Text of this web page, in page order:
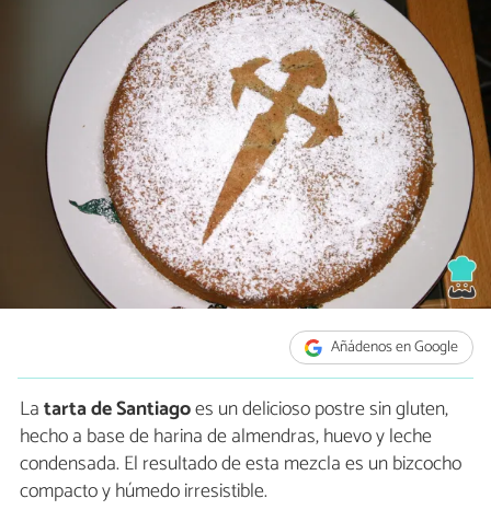
Añádenos en Google
Latarta de Santiagoes un delicioso postre sin gluten,
hecho a base de harina de almendras, huevo y leche
condensada. El resultado de esta mezcla es un bizcocho
compacto y húmedo irresistible.